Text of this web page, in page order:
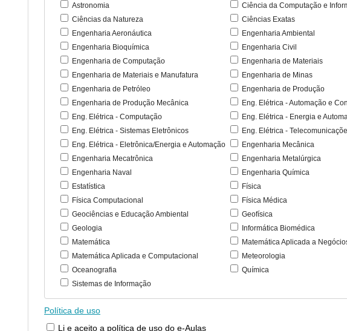
Astronomia
Ciência da Computação e
Ciências da Natureza
Ciências Exatas
Engenharia Aeronáutica
Engenharia Ambiental
Engenharia Bioquímica
Engenharia Civil
Engenharia de Computação
Engenharia de Materiais
Engenharia de Materiais e Manufatura
Engenharia de Minas
Engenharia de Petróleo
Engenharia de Produção
Engenharia de Produção Mecânica
Eng. Elétrica - Automação e
Eng. Elétrica - Computação
Eng. Elétrica - Energia e
Eng. Elétrica - Sistemas Eletrônicos
Eng. Elétrica -
Eng. Elétrica - Eletrônica/Energia e Automação
Engenharia Mecânica
Engenharia Mecatrônica
Engenharia Metalúrgica
Engenharia Naval
Engenharia Química
Estatística
Física
Física Computacional
Física Médica
Geociências e Educação Ambiental
Geofísica
Geologia
Informática Biomédica
Matemática
Matemática Aplicada a
Matemática Aplicada e Computacional
Meteorologia
Oceanografia
Química
Sistemas de Informação
Política de uso
Li e aceito a política de uso do e-Aulas